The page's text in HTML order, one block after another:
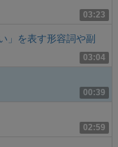
03:23
03:04
」を表す形容詞や副
00:39
02:59